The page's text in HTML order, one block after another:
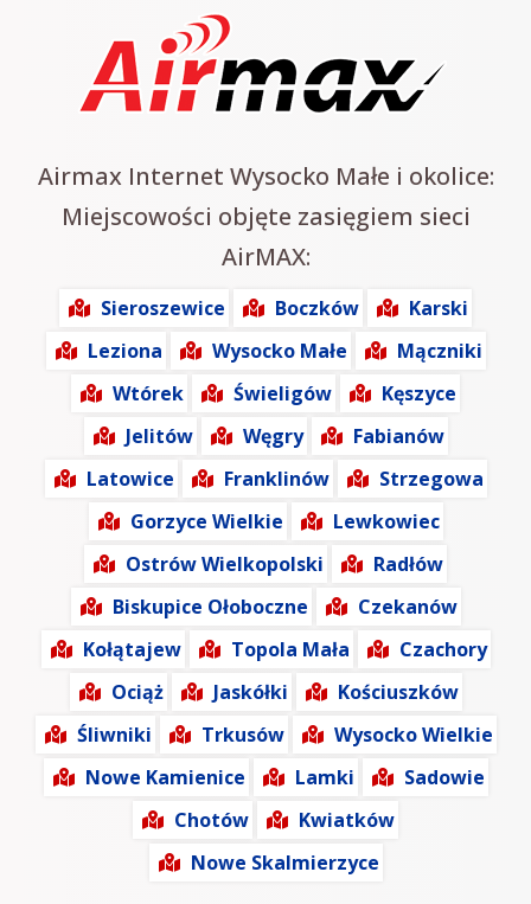
Airmax Internet Wysocko Małe i okolice:
Miejscowości objęte zasięgiem sieci
AirMAX:
Sieroszewice Boczków
Karski
Leziona
Wysocko Małe
Mączniki
Wtórek
Świeligów
Kęszyce
Jelitów
Węgry
Fabianów
Latowice
Franklinów
Strzegowa
Gorzyce Wielkie
Lewkowiec
Ostrów Wielkopolski
Radłów
Biskupice Ołoboczne
Czekanów
Kołątajew
Topola Mała
Czachory
Ociąż
Jaskółki
Kościuszków
Śliwniki
Trkusów
Wysocko Wielkie
Nowe Kamienice
Lamki
Sadowie
Chotów
Kwiatków
Nowe Skalmierzyce